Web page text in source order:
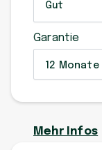
Gut
Garantie
12 Monate
Mehr Infos